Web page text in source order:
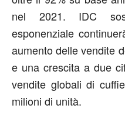
nel 2021. IDC
esponenziale
aumento delle vendite
e una crescita a due
vendite globali di
milioni di unità.